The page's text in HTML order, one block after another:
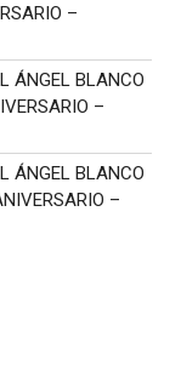
–
ÁNGEL BLANCO
–
ÁNGEL BLANCO
–